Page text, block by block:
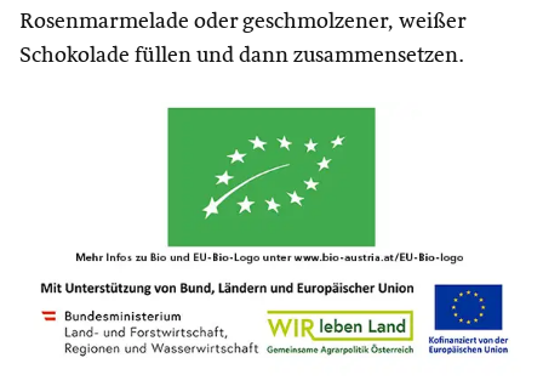
Rosenmarmelade oder geschmolzener, weißer
Schokolade füllen und dann zusammensetzen.